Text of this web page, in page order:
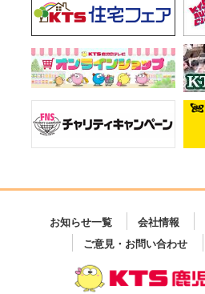
お知らせ一覧 会社情報
ご意見・お問い合わせ